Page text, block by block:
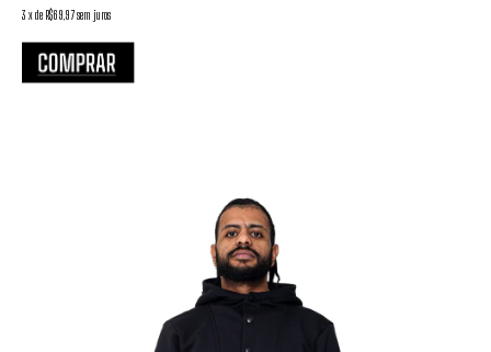
3 xde R$69,97sem juros